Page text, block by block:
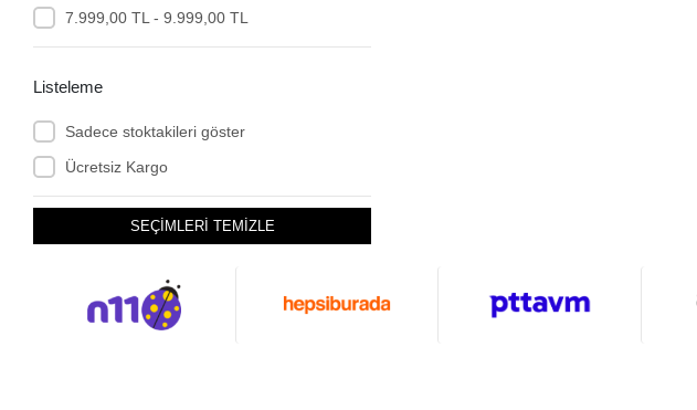
7.999,00 TL - 9.999,00 TL
Listeleme
Sadece stoktakileri göster
Ücretsiz Kargo
SEÇİMLERİ TEMİZLE